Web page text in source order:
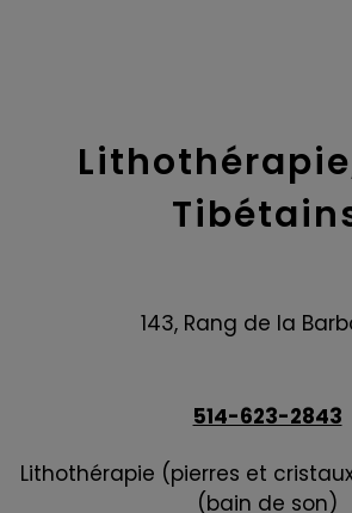
143, Rang de la
514-623-2843
Lithothérapie (pierres et
(bain de son)